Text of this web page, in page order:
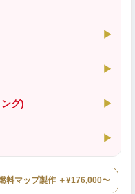
▶
▶
グ) ▶
▶
料マップ製作 ＋¥176,000〜